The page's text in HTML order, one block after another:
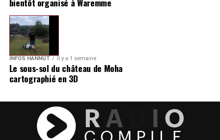
INFOS HANNUT Il y a 1 semaine
Le sous-sol du château de Moha
cartographié en 3D